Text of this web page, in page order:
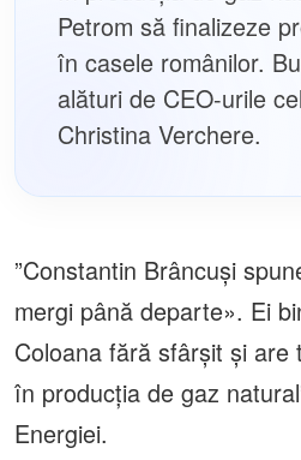
Petrom să finalizeze
în casele românilor.
alături de CEO-urile
Christina Verchere.
”Constantin Brâncuşi
mergi până departe». Ei
Coloana fără sfârşit şi are
în producţia de gaz
Energiei.